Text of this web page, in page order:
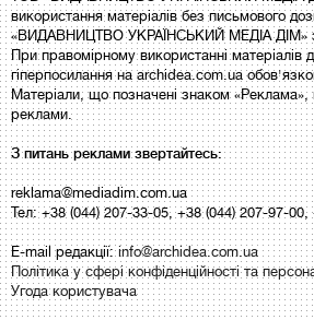
використання матеріалів без письмового
«ВИДАВНИЦТВО УКРАЇНСЬКИЙ МЕДІА ДІМ»
При правомірному використанні матеріалів
гіперпосилання на archidea.com.ua
Матеріали, що позначені знаком «Реклама»,
реклами.
З питань реклами звертайтесь:
reklama@mediadim.com.ua
Тел: +38 (044) 207-33-05, +38 (044) 207-97-
E-mail редакції:info@archidea.com.ua
Політика у сфері конфіденційності та
Угода користувача